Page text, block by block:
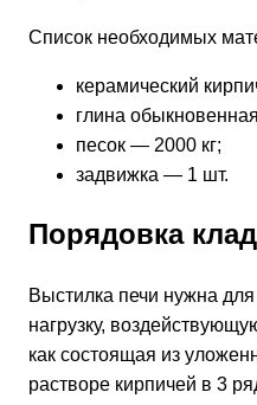
Список необходимых
керамический
глина
песок — 2000 кг;
задвижка — 1 шт.
Порядовка
Выстилка печи нужна
нагрузку,
как состоящая из
растворе кирпичей в 3